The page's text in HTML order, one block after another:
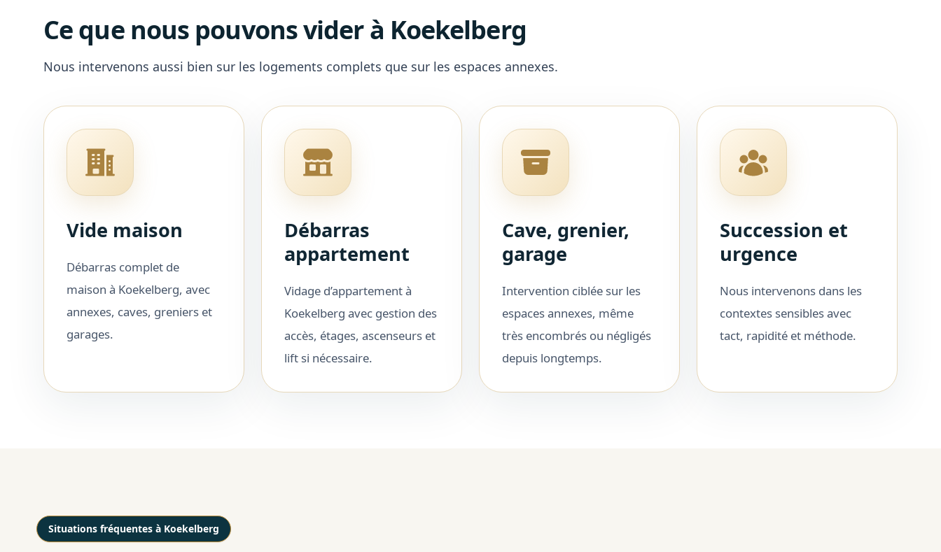
Ce que nous pouvons vider à Koekelberg
Nous intervenons aussi bien sur les logements complets que sur les espaces annexes.
Vide maison
Débarras complet de
maison à Koekelberg, avec
annexes, caves, greniers et
garages.
Débarras
appartement
Vidage d’appartement à
Koekelberg avec gestion des
accès, étages, ascenseurs et
lift si nécessaire.
Cave, grenier,
garage
Intervention ciblée sur les
espaces annexes, même
très encombrés ou négligés
depuis longtemps.
Succession et
urgence
Nous intervenons dans les
contextes sensibles avec
tact, rapidité et méthode.
Situations fréquentes à Koekelberg